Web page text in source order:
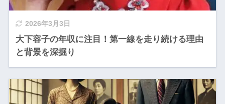
2026年3月3日
大下容子の年収に注目！第一線を走り続ける理由
と背景を深掘り